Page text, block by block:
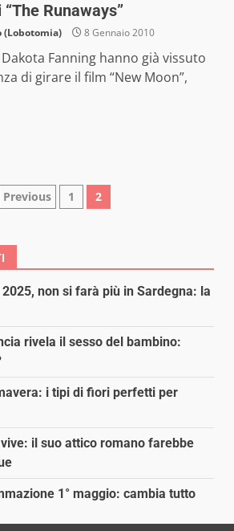
Runaways”
(Lobotomia) 8 Gennaio 2010
Fanning hanno già vissuto
di girare il film “New Moon”,
Paginazione
Previous 1 2
non si farà più in Sardegna: la
rivela il sesso del bambino:
i tipi di fiori perfetti per
il suo attico romano farebbe
1° maggio: cambia tutto